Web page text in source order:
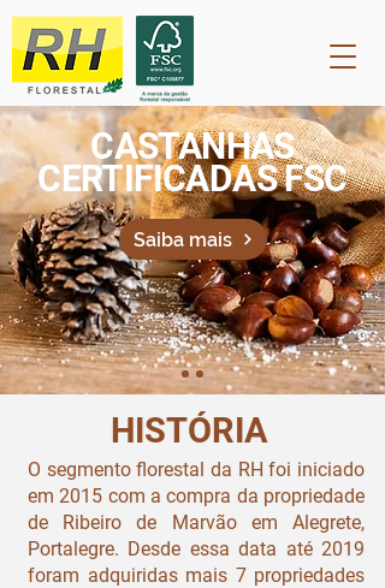
CASTANHAS
CERTIFICADAS FSC
Saiba mais
HISTÓRIA
O segmento florestal da RH foi iniciado
em 2015 com a compra da propriedade
de Ribeiro de Marvão em Alegrete,
Portalegre. Desde essa data até 2019
foram adquiridas mais 7 propriedades